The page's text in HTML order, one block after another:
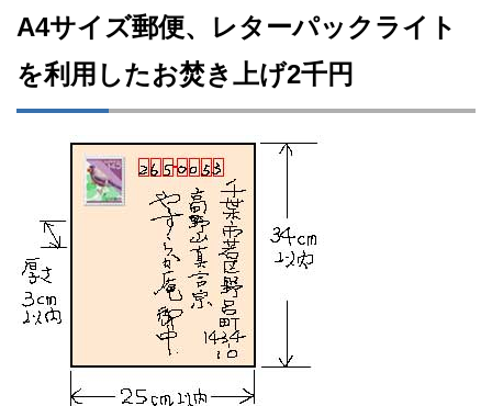
A4サイズ郵便、レターパックライト
を利用したお焚き上げ2千円